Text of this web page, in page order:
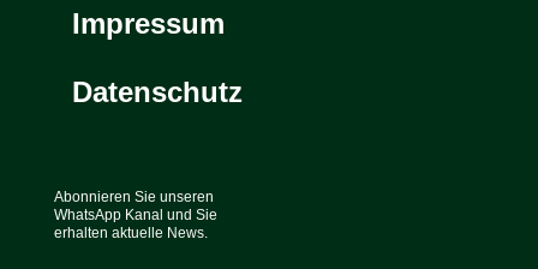
Impressum
Datenschutz
Abonnieren Sie unseren
WhatsApp Kanal und Sie
erhalten aktuelle News.